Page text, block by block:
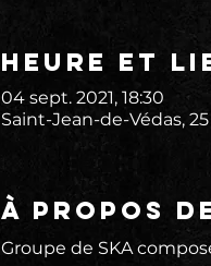
Heure et
04 sept. 2021, 18:30
Saint-Jean-de-Védas,
À propos
Groupe de SKA